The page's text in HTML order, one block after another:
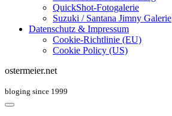
QuickShot-Fotogalerie
Suzuki / Santana Jimny Galerie
Datenschutz & Impressum
Cookie-Richtlinie (EU)
Cookie Policy (US)
ostermeier.net
bloging since 1999